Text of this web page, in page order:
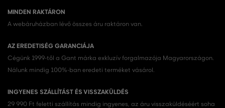
MINDEN RAKTÁRON
A webáruházban lévő összes áru raktáron van.
AZ EREDETISÉG GARANCIÁJA
Cégünk 1999-től a Gant márka exkluzív forgalmazója Magyarországon.
Nálunk mindig 100%-ban eredeti terméket vásárol.
INGYENES SZÁLLÍTÁST ÉS VISSZAKÜLDÉS
29 990 Ft feletti szállítás mindig ingyenes, az áru visszaküldéséért soha